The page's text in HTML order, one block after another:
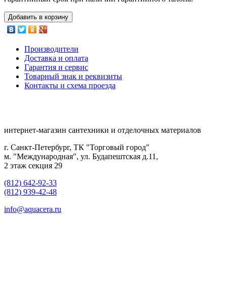
Добавить в корзину
Производители
Доставка и оплата
Гарантия и сервис
Товарный знак и реквизиты
Контакты и схема проезда
интернет-магазин сантехники и отделочных материалов
г. Санкт-Петербург, ТК "Торговый город"
м. "Международная", ул. Будапештская д.11,
2 этаж секция 29
(812) 642-92-33
(812) 939-42-48
info@aquacera.ru